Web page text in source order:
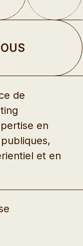
de
en
et en